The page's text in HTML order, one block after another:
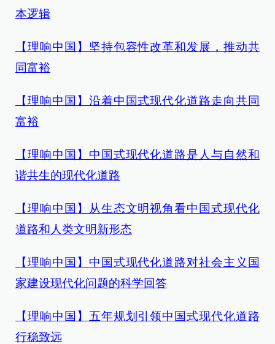
本逻辑
【理响中国】坚持包容性改革和发展，推动共
同富裕
【理响中国】沿着中国式现代化道路走向共同
富裕
【理响中国】中国式现代化道路是人与自然和
谐共生的现代化道路
【理响中国】从生态文明视角看中国式现代化
道路和人类文明新形态
【理响中国】中国式现代化道路对社会主义国
家建设现代化问题的科学回答
【理响中国】五年规划引领中国式现代化道路
行稳致远